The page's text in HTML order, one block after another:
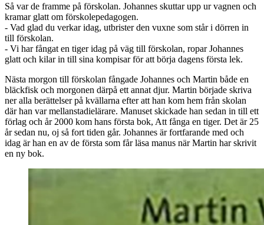
Så var de framme på förskolan. Johannes skuttar upp ur vagnen och
kramar glatt om förskolepedagogen.
- Vad glad du verkar idag, utbrister den vuxne som står i dörren in
till förskolan.
- Vi har fångat en tiger idag på väg till förskolan, ropar Johannes
glatt och kilar in till sina kompisar för att börja dagens första lek.
Nästa morgon till förskolan fångade Johannes och Martin både en
bläckfisk och morgonen därpå ett annat djur. Martin började skriva
ner alla berättelser på kvällarna efter att han kom hem från skolan
där han var mellanstadielärare. Manuset skickade han sedan in till ett
förlag och år 2000 kom hans första bok, Att fånga en tiger. Det är 25
år sedan nu, oj så fort tiden går. Johannes är fortfarande med och
idag är han en av de första som får läsa manus när Martin har skrivit
en ny bok.